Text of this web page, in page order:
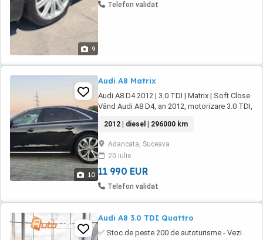
9
Telefon validat
10
Audi A8 Matrix
Audi A8 D4 2012 | 3.0 TDI | Matrix | Soft Close
Vând Audi A8 D4, an 2012, motorizare 3.0 TDI,
și performanță la cel mai înalt nivel.
Motorizare: 3.0 TDI puternic, fiabil și
economic Cutie: automată Faruri: Matrix LED
iluminare excelentă, ...
2012 | diesel | 296000 km
Adancata, Suceava
20 iulie
11 990 EUR
Telefon validat
Audi A8 3.0 TDI Quattro
✅ Stoc de peste 200 de autoturisme - Vezi